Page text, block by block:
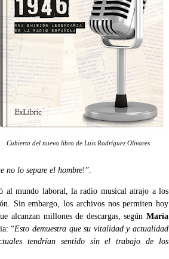
Cubierta del nuevo libro de Luis Rodríguez Olivares
no lo separe el hombre!”.
al mundo laboral, la radio musical atrajo a los
Sin embargo, los archivos nos permiten hoy
alcanzan millones de descargas, según María
“Esto demuestra que su vitalidad y actualidad
tendrían sentido sin el trabajo de los